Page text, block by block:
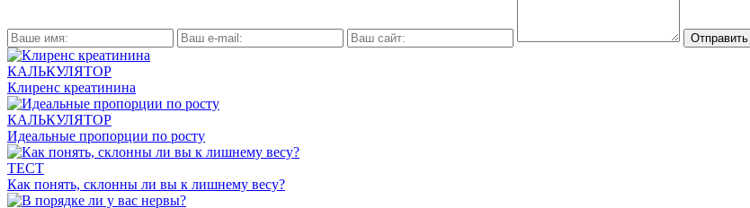
КАЛЬКУЛЯТОР
Клиренс креатинина
КАЛЬКУЛЯТОР
Идеальные пропорции по росту
ТЕСТ
Как понять, склонны ли вы к лишнему весу?